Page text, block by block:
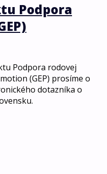
Podpora
Podpora rodovej
(GEP) prosíme o
dotazníka o